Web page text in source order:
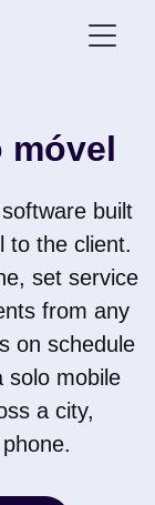
móvel
built
to the client.
set service
from any
on schedule
solo mobile
a city,